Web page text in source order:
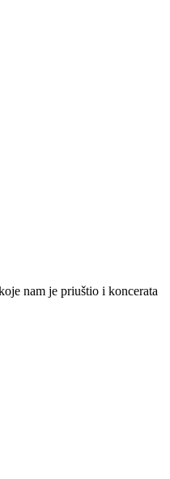
nam je priuštio i koncerata